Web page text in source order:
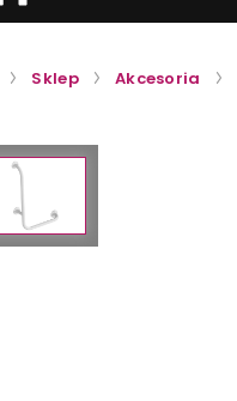
Sklep Akcesoria